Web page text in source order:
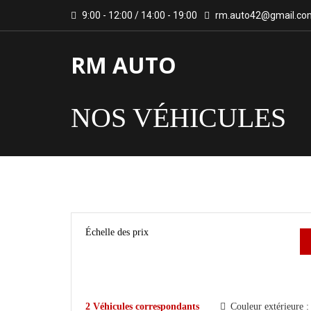
9:00 - 12:00 / 14:00 - 19:00
RM AUTO
NOS VÉHICULES
Échelle des prix
2 Véhicules correspondants Couleur extérieure :